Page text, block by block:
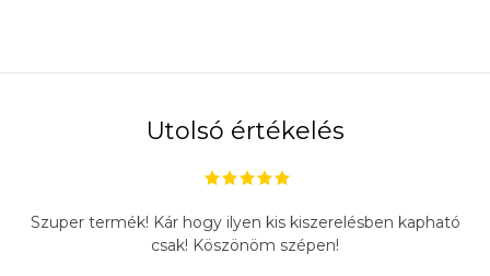
Utolsó értékelés
Szuper termék! Kár hogy ilyen kis kiszerelésben kapható
csak! Köszönöm szépen!